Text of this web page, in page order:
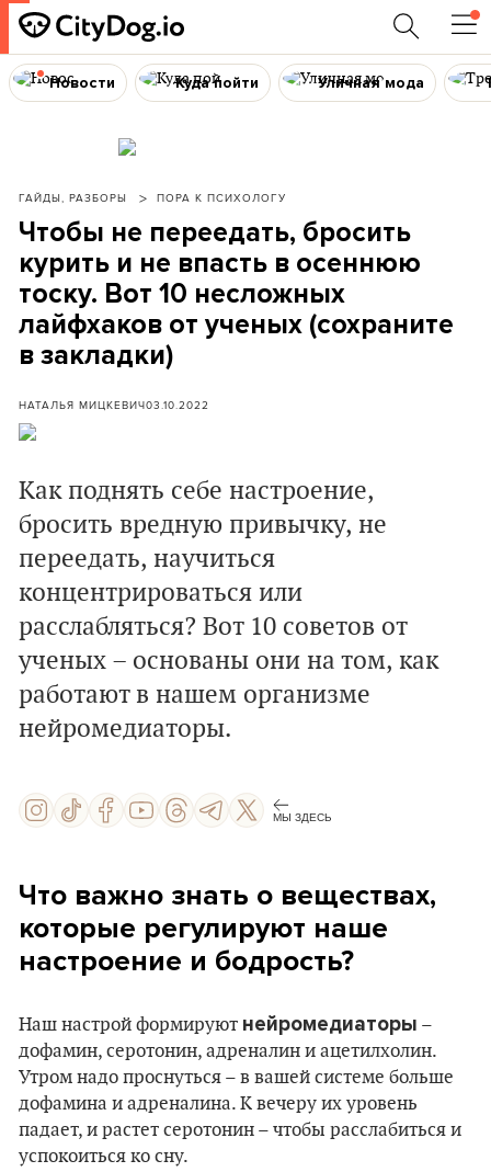
Новости Куда пойти Уличная мода
ГАЙДЫ, РАЗБОРЫ ПОРА К ПСИХОЛОГУ
Чтобы не переедать, бросить
курить и не впасть в осеннюю
тоску. Вот 10 несложных
лайфхаков от ученых (сохраните
в закладки)
НАТАЛЬЯ МИЦКЕВИЧ03.10.2022
Как поднять себе настроение,
бросить вредную привычку, не
переедать, научиться
концентрироваться или
расслабляться? Вот 10 советов от
ученых – основаны они на том, как
работают в нашем организме
нейромедиаторы.
МЫ ЗДЕСЬ
Что важно знать о веществах,
которые регулируют наше
настроение и бодрость?
Наш настрой формируют нейромедиаторы –
дофамин, серотонин, адреналин и ацетилхолин.
Утром надо проснуться – ​​в вашей системе больше
дофамина и адреналина. К вечеру их уровень
падает, и растет серотонин – чтобы расслабиться и
успокоиться ко сну.